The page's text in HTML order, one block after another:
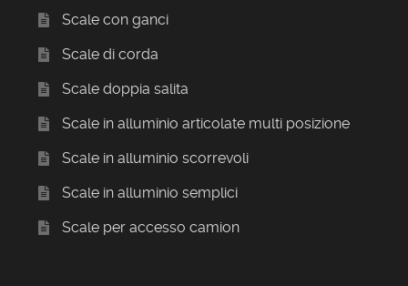
Scale con ganci
Scale di corda
Scale doppia salita
Scale in alluminio articolate multi posizione
Scale in alluminio scorrevoli
Scale in alluminio semplici
Scale per accesso camion